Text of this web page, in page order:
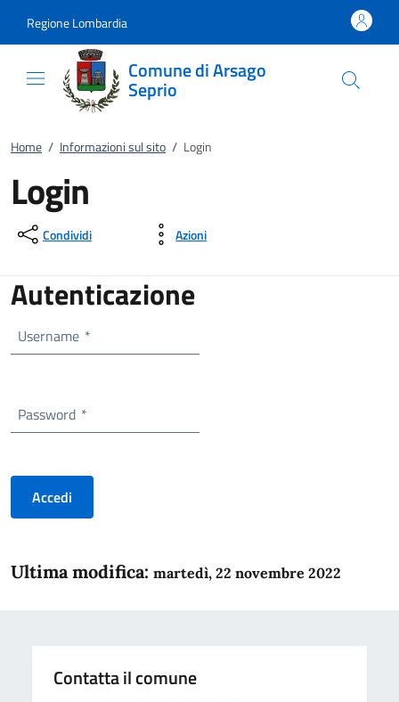
Regione Lombardia
Comune di Arsago
Seprio
Home / Informazioni sul sito / Login
Login
Condividi Azioni
Autenticazione
Username *
Password *
Accedi
Ultima modifica: martedì, 22 novembre 2022
Contatta il comune